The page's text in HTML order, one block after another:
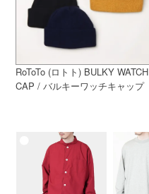
RoToTo (ロトト) BULKY WATCH
CAP / バルキーワッチキャップ